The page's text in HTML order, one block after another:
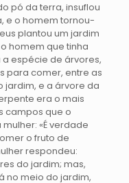
pó da terra, insuflou
e o homem tornou-
plantou um jardim
homem que tinha
espécie de árvores,
para comer, entre as
jardim, e a árvore da
era o mais
campos que o
«É verdade
o fruto de
respondeu:
do jardim; mas,
no meio do jardim,